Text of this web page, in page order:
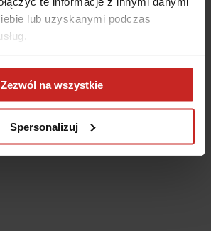
lub uzyskanymi podczas
Zezwól na wszystkie
Spersonalizuj
console for more information)